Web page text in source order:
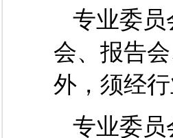
专业委员
会、报告
外，须经
专业委员